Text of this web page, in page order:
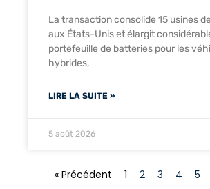
La transaction consolide 15 usines
aux États-Unis et élargit
portefeuille de batteries pour les
hybrides,
LIRE LA SUITE »
5 août 2026
« Précédent 1 2 3 4 5